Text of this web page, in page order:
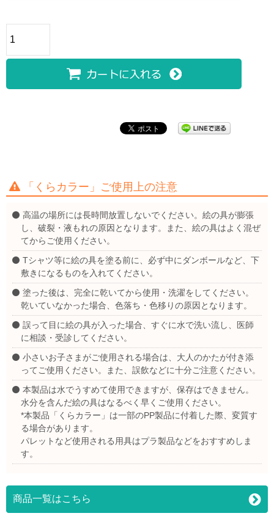
「くらカラー」ご使用上の注意
高温の場所には長時間放置しないでください。絵の具が膨張
し、破裂・液もれの原因となります。また、絵の具はよく混ぜ
てからご使用ください。
Tシャツ等に絵の具を塗る前に、必ず中にダンボールなど、下
敷きになるものを入れてください。
塗った後は、完全に乾いてから使用・洗濯をしてください。
乾いていなかった場合、色落ち・色移りの原因となります。
誤って目に絵の具が入った場合、すぐに水で洗い流し、医師
に相談・受診してください。
小さいお子さまがご使用される場合は、大人のかたが付き添
ってご使用ください。また、誤飲などに十分ご注意ください。
本製品は水でうすめて使用できますが、保存はできません。
水分を含んだ絵の具はなるべく早くご使用ください。
*本製品「くらカラー」は一部のPP製品に付着した際、変質す
る場合があります。
パレットなど使用される用具はプラ製品などをおすすめしま
す。
商品一覧はこちら